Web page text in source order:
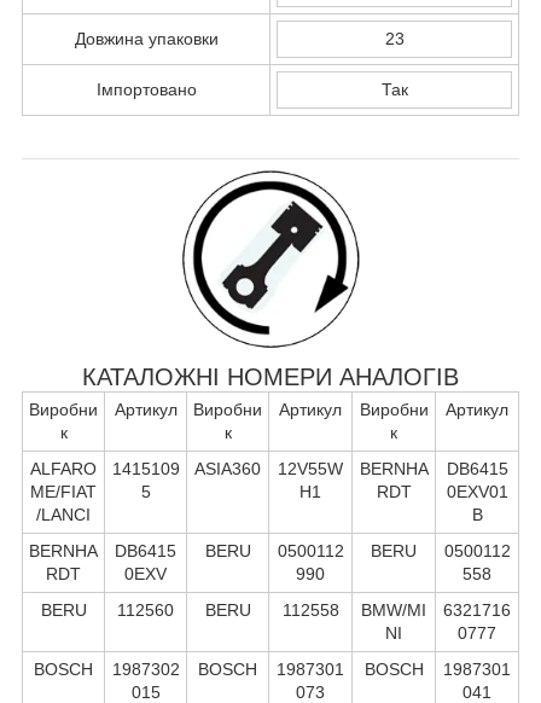
Довжина упаковки 23
Імпортовано Так
КАТАЛОЖНІ НОМЕРИ АНАЛОГІВ
Виробни
к
Артикул
Виробни
к
Артикул
Виробни
к
Артикул
ALFARO
ME/FIAT
/LANCI
1415109
5
ASIA360
12V55W
H1
BERNHA
RDT
DB6415
0EXV01
B
BERNHA
RDT
DB6415
0EXV
BERU
0500112
990
BERU
0500112
558
BERU
112560 BERU 112558
BMW/MI
NI
6321716
0777
BOSCH
1987302
015
BOSCH
1987301
073
BOSCH
1987301
041